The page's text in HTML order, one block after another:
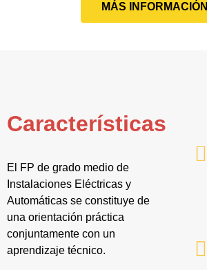
MÁS INFORMACIÓN
Características
El FP de grado medio de
Instalaciones Eléctricas y
Automáticas se constituye de
una orientación práctica
conjuntamente con un
aprendizaje técnico.